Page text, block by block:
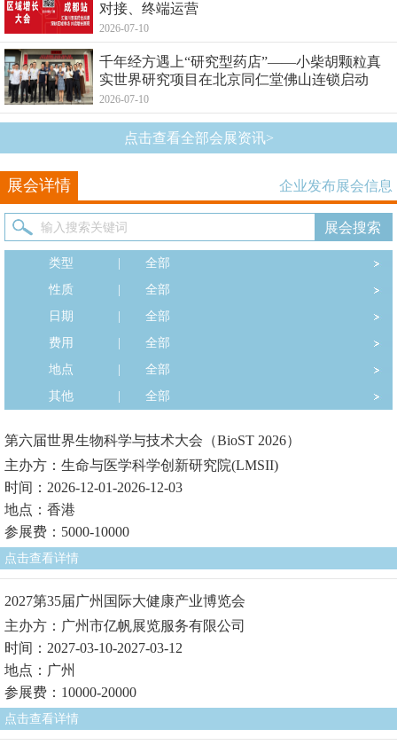
对接、终端运营
2026-07-10
千年经方遇上“研究型药店”——小柴胡颗粒真
实世界研究项目在北京同仁堂佛山连锁启动
2026-07-10
点击查看全部会展资讯>
展会详情 企业发布展会信息
类型
全部
性质
全部
日期
全部
费用
全部
地点
全部
其他
全部
第六届世界生物科学与技术大会（BioST 2026）
主办方：生命与医学科学创新研究院(LMSII)
时间：2026-12-01-2026-12-03
地点：香港
参展费：5000-10000
点击查看详情
2027第35届广州国际大健康产业博览会
主办方：广州市亿帆展览服务有限公司
时间：2027-03-10-2027-03-12
地点：广州
参展费：10000-20000
点击查看详情